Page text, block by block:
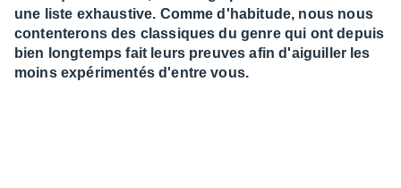
une liste exhaustive. Comme d'habitude, nous nous
contenterons des classiques du genre qui ont depuis
bien longtemps fait leurs preuves afin d'aiguiller les
moins expérimentés d'entre vous.